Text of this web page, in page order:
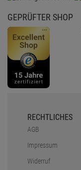
GEPRÜFTER SHOP
RECHTLICHES
AGB
Impressum
Widerruf